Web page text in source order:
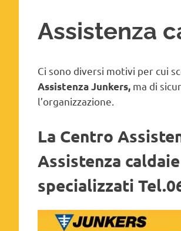
Assistenza
Ci sono diversi motivi per cui
Assistenza Junkers, ma di
l’organizzazione.
La Centro
Assistenza
specializzati